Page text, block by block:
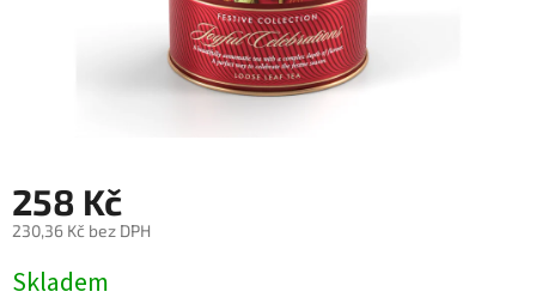
258 Kč
230,36 Kč bez DPH
cena:
Skladem